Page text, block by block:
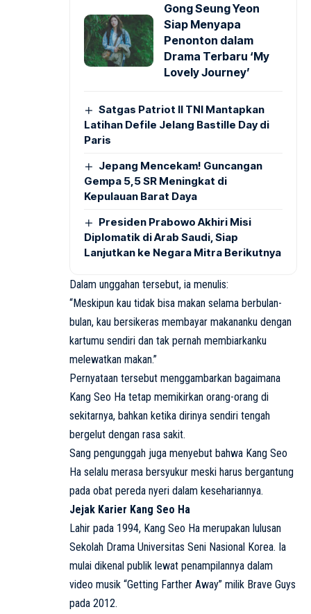
Gong Seung Yeon
Siap Menyapa
Penonton dalam
Drama Terbaru ‘My
Lovely Journey’
Satgas Patriot II TNI Mantapkan
Latihan Defile Jelang Bastille Day di
Paris
Jepang Mencekam! Guncangan
Gempa 5,5 SR Meningkat di
Kepulauan Barat Daya
Presiden Prabowo Akhiri Misi
Diplomatik di Arab Saudi, Siap
Lanjutkan ke Negara Mitra Berikutnya
Dalam unggahan tersebut, ia menulis:
“Meskipun kau tidak bisa makan selama berbulan-
bulan, kau bersikeras membayar makananku dengan
kartumu sendiri dan tak pernah membiarkanku
melewatkan makan.”
Pernyataan tersebut menggambarkan bagaimana
Kang Seo Ha tetap memikirkan orang-orang di
sekitarnya, bahkan ketika dirinya sendiri tengah
bergelut dengan rasa sakit.
Sang pengunggah juga menyebut bahwa Kang Seo
Ha selalu merasa bersyukur meski harus bergantung
pada obat pereda nyeri dalam kesehariannya.
Jejak Karier Kang Seo Ha
Lahir pada 1994, Kang Seo Ha merupakan lulusan
Sekolah Drama Universitas Seni Nasional Korea. Ia
mulai dikenal publik lewat penampilannya dalam
video musik “Getting Farther Away” milik Brave Guys
pada 2012.